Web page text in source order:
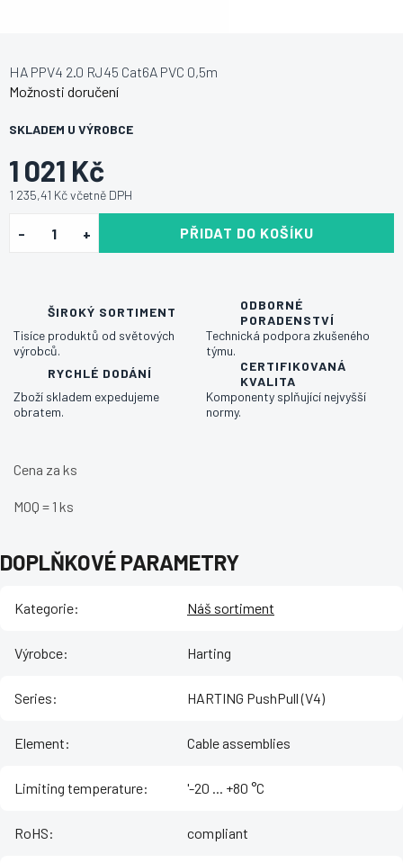
1 021 Kč
1 235,41 Kč včetně DPH
SKLADEM U VÝROBCE
Možnosti doručení
PŘIDAT DO KOŠÍKU
HA PPV4 2.0 RJ45 Cat6A PVC 0,5m
ŠIROKÝ SORTIMENT
Tisíce produktů od světových
výrobců.
ODBORNÉ
PORADENSTVÍ
Technická podpora zkušeného
týmu.
RYCHLÉ DODÁNÍ
Zboží skladem expedujeme
obratem.
CERTIFIKOVANÁ
KVALITA
Komponenty splňující nejvyšší
normy.
Cena za ks
MOQ = 1 ks
DOPLŇKOVÉ PARAMETRY
Kategorie: Náš sortiment
Výrobce: Harting
Series: HARTING PushPull (V4)
Element: Cable assemblies
Limiting temperature: '-20 ... +80 °C
RoHS: compliant